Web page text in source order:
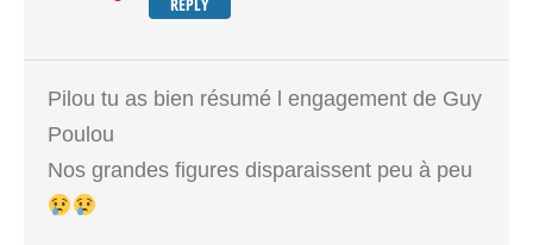
Pilou tu as bien résumé l engagement de Guy
Poulou
Nos grandes figures disparaissent peu à peu